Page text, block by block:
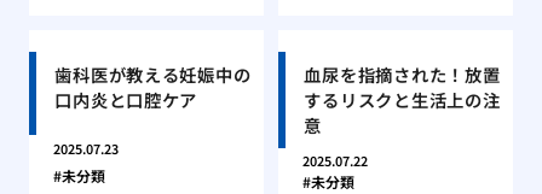
歯科医が教える妊娠中の
口内炎と口腔ケア
2025.07.23
未分類
血尿を指摘された！放置
するリスクと生活上の注
意
2025.07.22
未分類